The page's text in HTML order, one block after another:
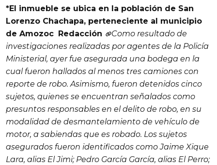
*El inmueble se ubica en la población de San
Lorenzo Chachapa, perteneciente al municipio
de Amozoc Redacción
Como resultado de
investigaciones realizadas por agentes de la Policía
Ministerial, ayer fue asegurada una bodega en la
cual fueron hallados al menos tres camiones con
reporte de robo. Asimismo, fueron detenidos cinco
sujetos, quienes se encuentran señalados como
presuntos responsables en el delito de robo, en su
modalidad de desmantelamiento de vehículo de
motor, a sabiendas que es robado. Los sujetos
asegurados fueron identificados como Jaime Xique
Lara, alias El Jimi; Pedro García García, alias El Perro;